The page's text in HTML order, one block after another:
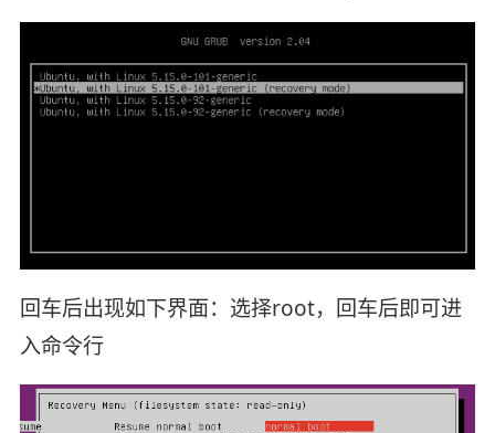
回车后出现如下界面：选择root，回车后即可进
入命令行